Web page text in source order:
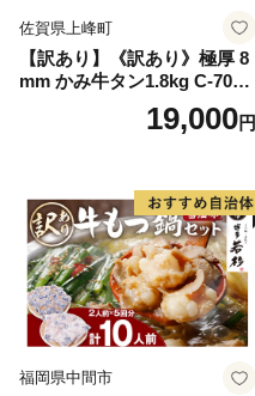
佐賀県上峰町
【訳あり】《訳あり》極厚 8
mm かみ牛タン1.8kg C-709-
19,000円
福岡県中間市